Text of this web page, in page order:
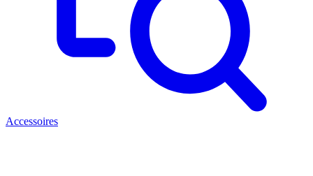
Accessoires